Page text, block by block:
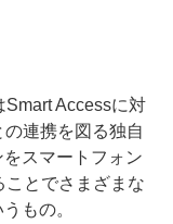
Accessに対
連携を図る独自
スマートフォン
とでさまざまな
もの。